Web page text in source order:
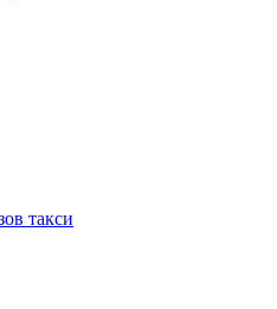
такси